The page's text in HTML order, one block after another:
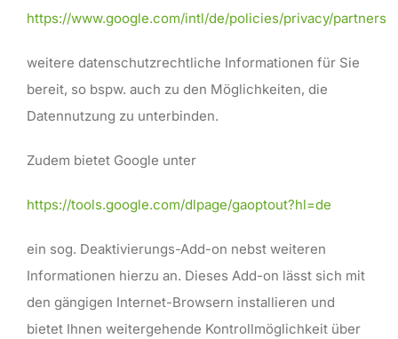
https://www.google.com/intl/de/policies/privacy/partners
weitere datenschutzrechtliche Informationen für Sie
bereit, so bspw. auch zu den Möglichkeiten, die
Datennutzung zu unterbinden.
Zudem bietet Google unter
https://tools.google.com/dlpage/gaoptout?hl=de
ein sog. Deaktivierungs-Add-on nebst weiteren
Informationen hierzu an. Dieses Add-on lässt sich mit
den gängigen Internet-Browsern installieren und
bietet Ihnen weitergehende Kontrollmöglichkeit über